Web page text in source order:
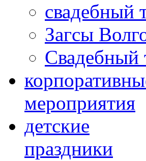
свадебный
Загсы
Свадебный
мероприятия
детские
праздники